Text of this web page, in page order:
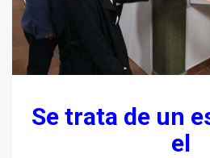
Se trata de un
el